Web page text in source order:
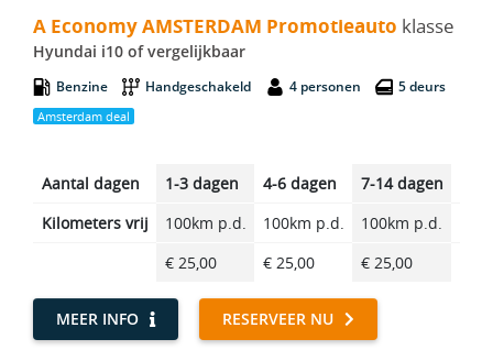
A Economy AMSTERDAM Promotieauto klasse
Hyundai i10 of vergelijkbaar
Benzine Handgeschakeld 4 personen 5 deurs
Amsterdam deal
Aantal dagen 1-3 dagen 4-6 dagen 7-14 dagen
Kilometers vrij
100km p.d. 100km p.d. 100km p.d.
€ 25,00
€ 25,00 € 25,00
MEER INFO RESERVEER NU